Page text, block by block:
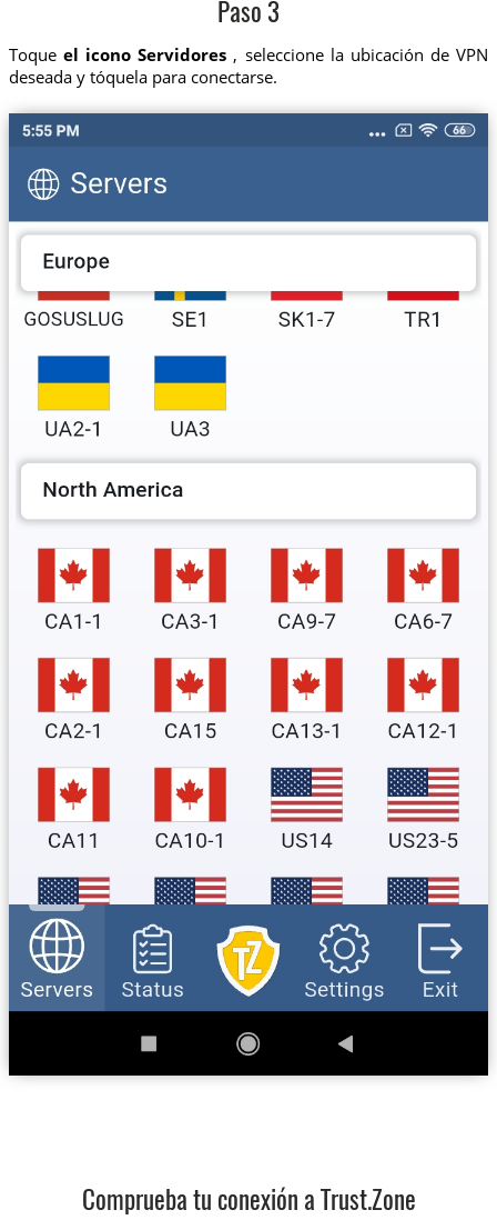
Paso 3
Toque el icono Servidores , seleccione la ubicación de VPN
deseada y tóquela para conectarse.
Comprueba tu conexión a Trust.Zone